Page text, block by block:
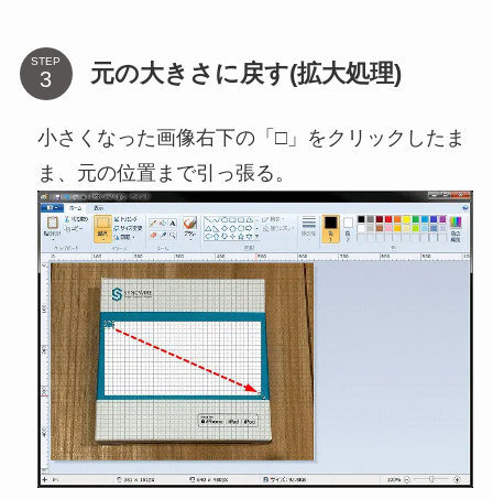
STEP 元の大きさに戻す(拡大処理)
小さくなった画像右下の「□」をクリックしたま
ま、元の位置まで引っ張る。